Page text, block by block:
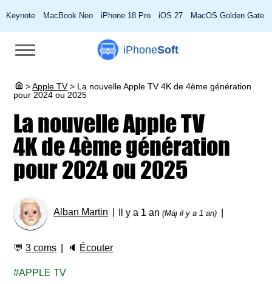
Keynote MacBook Neo iPhone 18 Pro iOS 27 MacOS Golden Gate
iPhoneSoft
> Apple TV > La nouvelle Apple TV 4K de 4ème génération
pour 2024 ou 2025
La nouvelle Apple TV
4K de 4ème génération
pour 2024 ou 2025
Alban Martin Il y a 1 an(Màj il y a 1 an)
💬3 coms 🔈 Écouter
APPLE TV